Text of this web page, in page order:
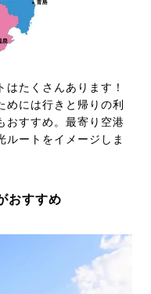
たくさんあります！
めには行きと帰りの利
おすすめ。最寄り空港
ルートをイメージしま
おすすめ